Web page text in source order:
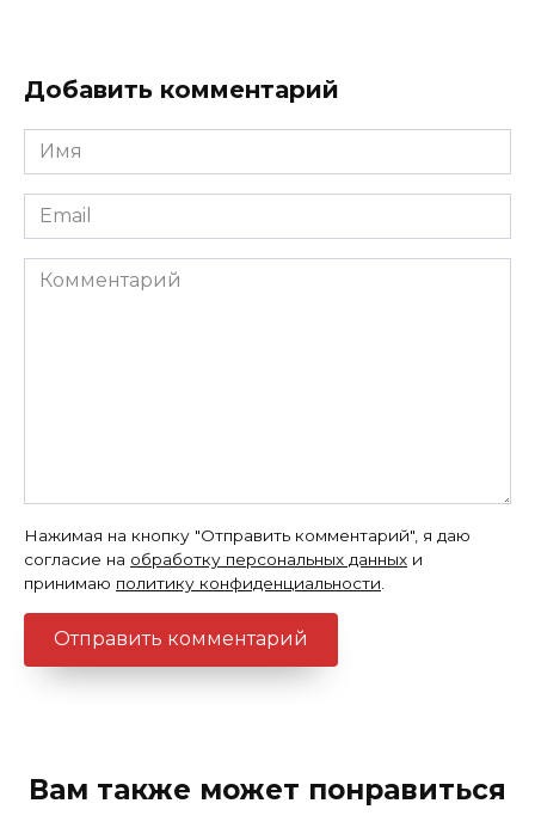
Добавить комментарий
Имя
*
Email
*
Комментарий
Нажимая на кнопку "Отправить комментарий", я даю
согласие на обработку персональных данных и
принимаю политику конфиденциальности
Вам также может понравиться